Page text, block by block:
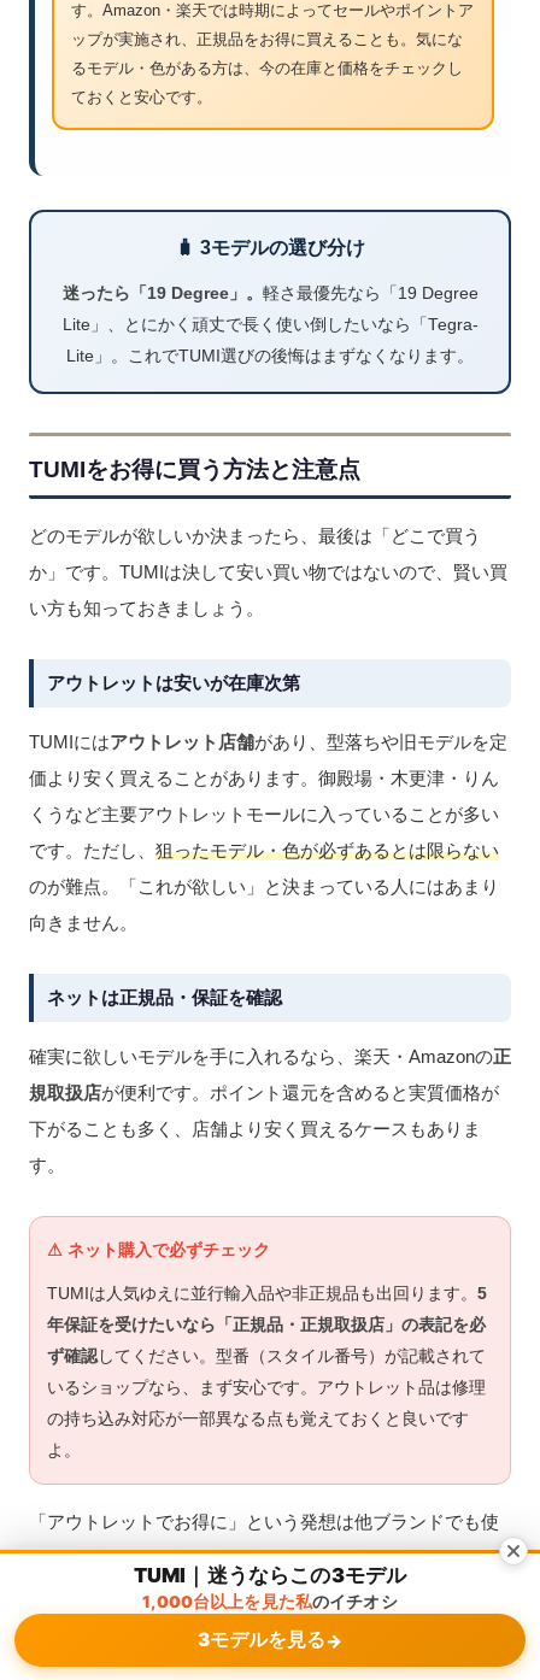
す。Amazon・楽天では時期によってセールやポイントア
ップが実施され、正規品をお得に買えることも。気にな
るモデル・色がある方は、今の在庫と価格をチェックし
ておくと安心です。
🧳 3モデルの選び分け
迷ったら「19 Degree」。 軽さ最優先なら「19 Degree
Lite」、とにかく頑丈で長く使い倒したいなら「Tegra-
Lite」。これでTUMI選びの後悔はまずなくなります。
TUMIをお得に買う方法と注意点
どのモデルが欲しいか決まったら、最後は「どこで買う
か」です。TUMIは決して安い買い物ではないので、賢い買
い方も知っておきましょう。
アウトレットは安いが在庫次第
TUMIにはアウトレット店舗があり、型落ちや旧モデルを定
価より安く買えることがあります。御殿場・木更津・りん
くうなど主要アウトレットモールに入っていることが多い
です。ただし、 狙ったモデル・色が必ずあるとは限らない
のが難点。「これが欲しい」と決まっている人にはあまり
向きません。
ネットは正規品・保証を確認
確実に欲しいモデルを手に入れるなら、楽天・Amazonの正
規取扱店が便利です。ポイント還元を含めると実質価格が
下がることも多く、店舗より安く買えるケースもありま
す。
⚠ ネット購入で必ずチェック
TUMIは人気ゆえに並行輸入品や非正規品も出回ります。 5
年保証を受けたいなら「正規品・正規取扱店」の表記を必
ず確認してください。型番（スタイル番号）が記載されて
いるショップなら、まず安心です。アウトレット品は修理
の持ち込み対応が一部異なる点も覚えておくと良いです
よ。
「アウトレットでお得に」という発想は他ブランドでも使
えます。高級帯を賢く買うコツとして、こちらも応用が利
サムソナイトのアウトレットは安い？
メニュー ホーム 検索 トップ サイドバー
TUMI｜迷うならこの3モデル
1,000台以上を見た私のイチオシ
3モデルを見る→